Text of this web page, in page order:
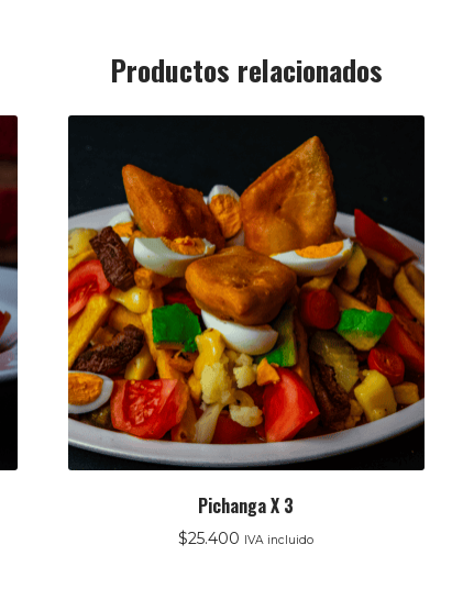
Productos relacionados
Pichanga X 3
$25.400 IVA incluido